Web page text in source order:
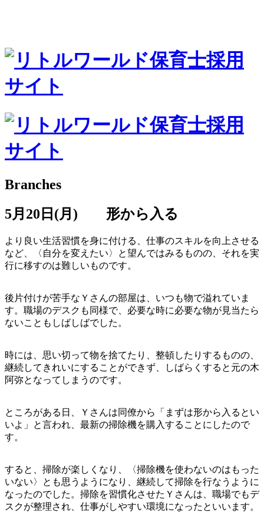
Branches
5月20日(月) 形から入る
より良い生活習慣を身に付ける、仕事のスキルを向上させる
など、〈自分を変えたい〉と望んではみるものの、それを実
行に移すのは難しいものです。
後片付けが苦手なＹさんの部屋は、いつも物で溢れていま
す。職場のデスクも同様で、必要な時に必要な物が見当たら
ないこともしばしばでした。
時には、思い切って物を捨てたり、整頓したりするものの、
継続してきれいにすることができず、しばらくすると元の木
阿弥となってしまうのです。
ところがある日、Ｙさんは同僚から「まずは形から入るとい
いよ」と言われ、最新の掃除機を購入することにしたので
す。
すると、掃除が楽しくなり、〈掃除機を使わないのはもった
いない〉とも思うようになり、継続して掃除を行なうように
なったのでした。掃除を習慣化させたＹさんは、職場でもデ
スクが整理され、仕事がしやすい環境になったといいます。